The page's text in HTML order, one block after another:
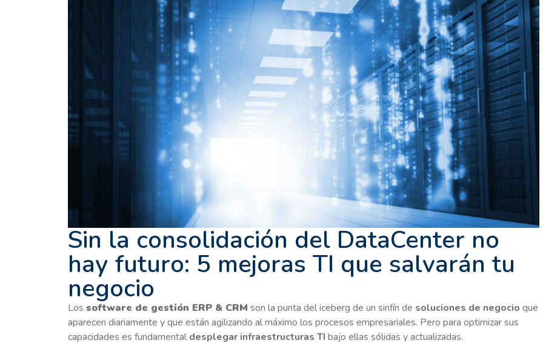
Sin la consolidación del DataCenter no
hay futuro: 5 mejoras TI que salvarán tu
negocio
Los software de gestión ERP & CRM son la punta del iceberg de un sinfín de soluciones de negocio que
aparecen diariamente y que están agilizando al máximo los procesos empresariales. Pero para optimizar sus
capacidades es fundamental desplegar infraestructuras TI bajo ellas sólidas y actualizadas.